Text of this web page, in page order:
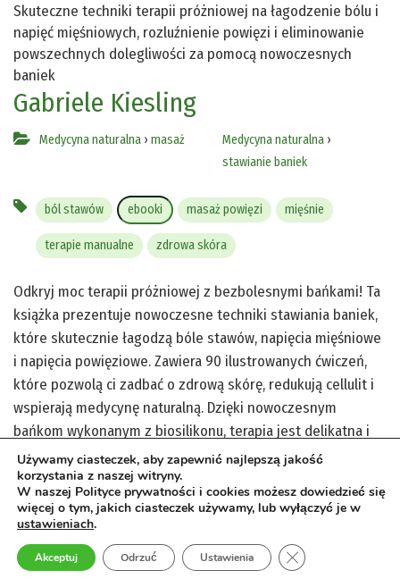
Skuteczne techniki terapii próżniowej na łagodzenie bólu i
napięć mięśniowych, rozluźnienie powięzi i eliminowanie
powszechnych dolegliwości za pomocą nowoczesnych
baniek
Gabriele Kiesling
Medycyna naturalna › masaż Medycyna naturalna›
stawianie baniek
ból stawów ebooki masaż powięzi mięśnie
terapie manualne zdrowa skóra
Odkryj moc terapii próżniowej z bezbolesnymi bańkami! Ta
książka prezentuje nowoczesne techniki stawiania baniek,
które skutecznie łagodzą bóle stawów, napięcia mięśniowe
i napięcia powięziowe. Zawiera 90 ilustrowanych ćwiczeń,
które pozwolą ci zadbać o zdrową skórę, redukują cellulit i
wspierają medycynę naturalną. Dzięki nowoczesnym
bańkom wykonanym z biosilikonu, terapia jest delikatna i
bezpieczna. Wykorzystaj innowacyjne podejście do masażu
powięzi i zobacz, jak szybko osiągniesz ulgę. Naucz się
samodzielnie stosować te terapie manualne i ciesz się
poprawą komfortu fizycznego oraz ogólnego samopoczucia.
zobacz więcej
Używamy ciasteczek, aby zapewnić najlepszą jakość
korzystania z naszej witryny.
W naszej Polityce prywatności i cookies możesz dowiedzieć się
więcej o tym, jakich ciasteczek używamy, lub wyłączyć je w
ustawieniach.
Akceptuj Odrzuć Ustawienia Zamknij panel